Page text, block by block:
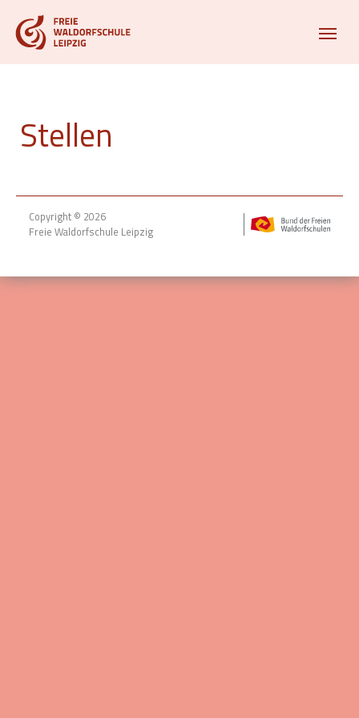
Stellen
Copyright © 2026
Freie Waldorfschule Leipzig